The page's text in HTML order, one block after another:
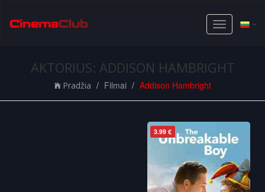
Toggle
navigation
AKTORIUS: ADDISON HAMBRIGHT
Pradžia Filmai Addison Hambright
3.99 €